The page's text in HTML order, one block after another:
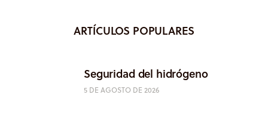
ARTÍCULOS POPULARES
Seguridad del hidrógeno
5 DE AGOSTO DE 2026